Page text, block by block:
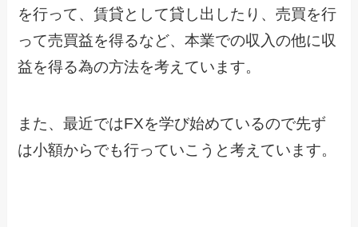
を行って、賃貸として貸し出したり、売買を行
って売買益を得るなど、本業での収入の他に収
益を得る為の方法を考えています。
また、最近ではFXを学び始めているので先ず
は小額からでも行っていこうと考えています。